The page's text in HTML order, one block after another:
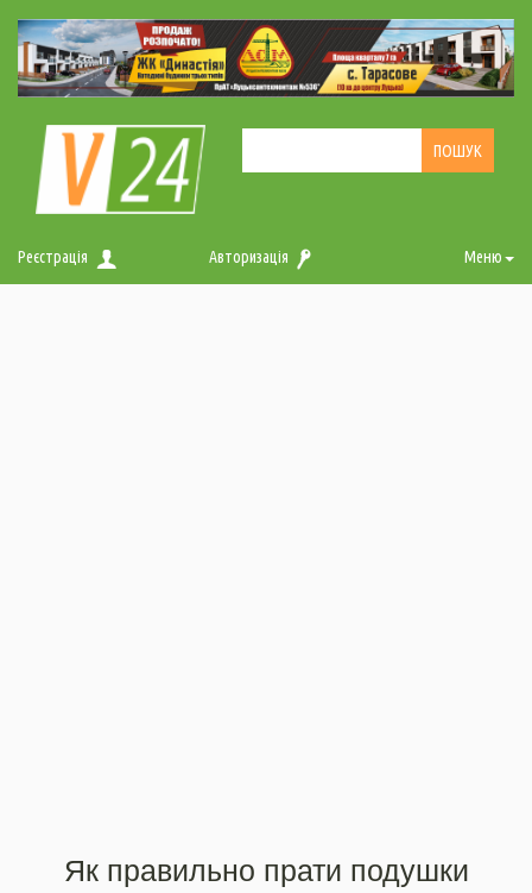
Реєстрація Авторизація Меню
Як правильно прати подушки